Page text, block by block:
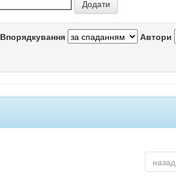
Впорядкування Автори
назад